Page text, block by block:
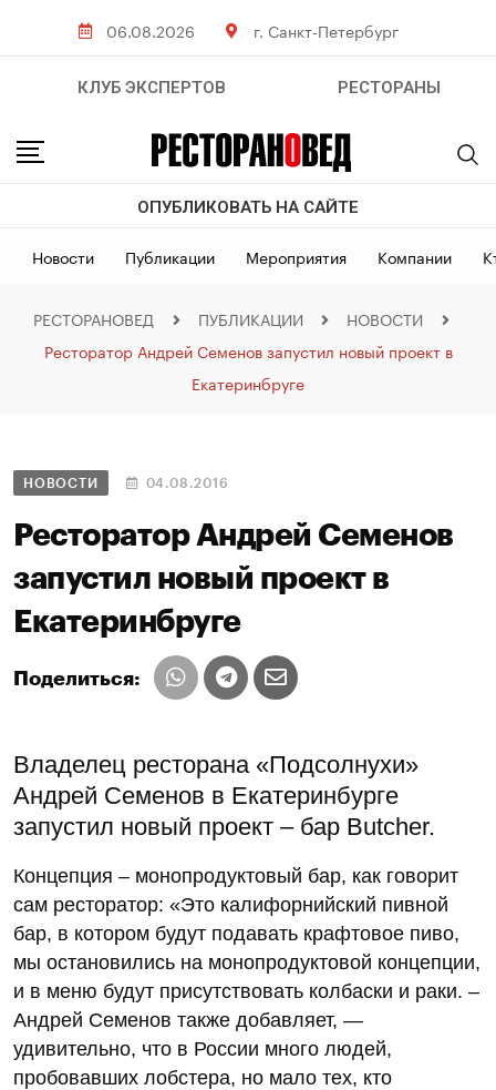
06.08.2026 г. Санкт-Петербург
КЛУБ ЭКСПЕРТОВ РЕСТОРАНЫ
ОПУБЛИКОВАТЬ НА САЙТЕ
Новости Публикации Мероприятия Компании
РЕСТОРАНОВЕД ПУБЛИКАЦИИ
НОВОСТИ
Ресторатор Андрей Семенов запустил новый проект в
Екатеринбруге
НОВОСТИ 04.08.2016
Ресторатор Андрей Семенов
запустил новый проект в
Екатеринбруге
Поделиться:
Владелец ресторана «Подсолнухи»
Андрей Семенов в Екатеринбурге
запустил новый проект – бар Butcher.
Концепция – монопродуктовый бар, как говорит
сам ресторатор: «Это калифорнийский пивной
бар, в котором будут подавать крафтовое пиво,
мы остановились на монопродуктовой концепции,
и в меню будут присутствовать колбаски и раки. –
Андрей Семенов также добавляет, —
удивительно, что в России много людей,
пробовавших лобстера, но мало тех, кто